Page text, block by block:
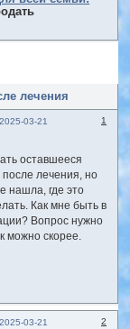
лечения
1
03-21
оставшееся
после лечения, но
нашла, где это
Как мне быть в
Вопрос нужно
можно скорее.
2
03-21